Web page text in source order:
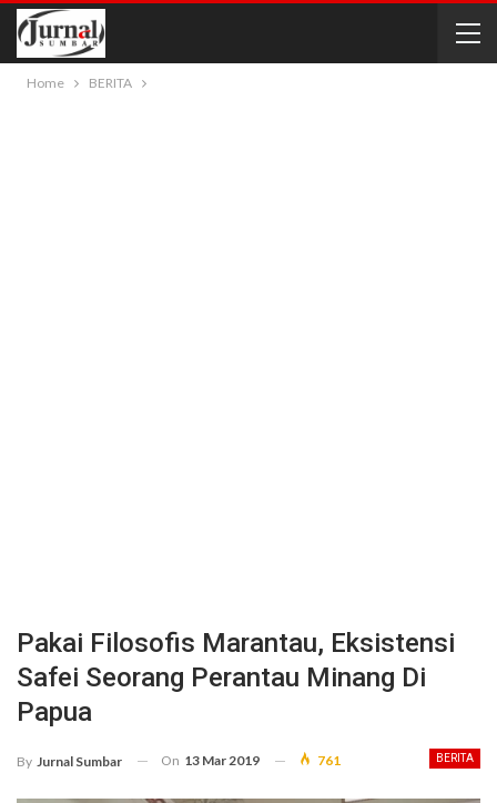
Home BERITA
Pakai Filosofis Marantau, Eksistensi
Safei Seorang Perantau Minang Di
Papua
BERITA
By Jurnal Sumbar On 13 Mar 2019 761